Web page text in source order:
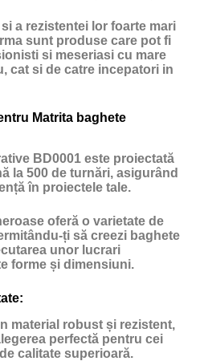
a rezistentei lor foarte mari
sunt produse care pot fi
si meseriasi cu mare
cat si de catre incepatori in
Matrita baghete
BD0001 este proiectată
la 500 de turnări, asigurând
în proiectele tale.
oferă o varietate de
ți să creezi baghete
unor lucrari
forme și dimensiuni.
material robust și rezistent,
perfectă pentru cei
calitate superioară.